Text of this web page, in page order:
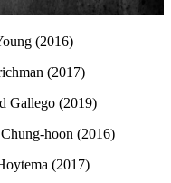
(2016)
(2017)
Gallego (2019)
hoon (2016)
(2017)